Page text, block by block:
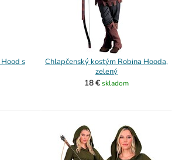
s
Chlapčenský kostým Robina Hooda,
zelený
18 €skladom